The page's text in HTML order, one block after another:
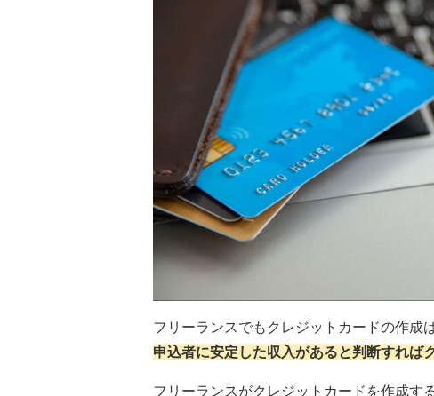
フリーランスでもクレジットカードの作成
申込者に安定した収入があると判断すれば
フリーランスがクレジットカードを作成す